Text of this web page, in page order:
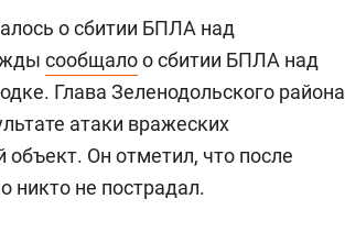
о сбитии БПЛА над
сообщалоо сбитии БПЛА над
Глава Зеленодольского района
атаки вражеских
Он отметил, что после
никто не пострадал.